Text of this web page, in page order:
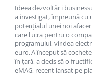
Proiectoare
Veioze si lampi
CRACIUN
Accesorii decorative
Caciuli
Ideea dezvoltării
a investigat, împreună cu
potenţialul unei noi
care lucra pentru o
programului, vindea
euro. A început să
în ţară, a decis să o
eMAG, recent lansat pe